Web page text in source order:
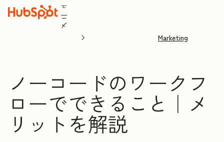
メ
ニ
ュ
Marketing
ノーコードのワークフ
ローでできること｜メ
リットを解説